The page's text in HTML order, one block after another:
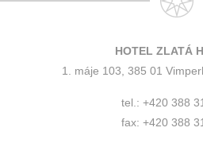
HOTEL ZLATÁ
1. máje 103, 385 01
tel.: +420 388
fax: +420 388